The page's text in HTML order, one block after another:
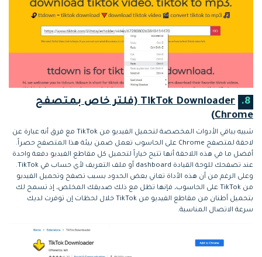
8.
TikTok Downloader (فلتر خاص بمتصفح
Chrome)
شبيه بباقي الأدوات المخصصة لتحميل الفيديو من TikTok مع فرق أنه عبارة عن
لاحقة لمتصفح Chrome على الحاسوب تعمل ضمن بيئة هذا المتصفح حصراً.
أفضل ما في هذه اللاحقة أنها تتيح خياراً لتحميل كل مقاطع الفيديو دفعة واحدة
عند تصفحك للوحة القيادة dashboard أو ملف التعريف لأي حساب في TikTok.
وعلى الرغم من أن هذه الأداة تعاني بعض الحدود بسبب تصفح وتحميل الفيديو
من TikTok على الحاسوب، فإنها تظل مع ذلك صديقك المخلص، إذ تسمح لك
بتحميل أطنان من مقاطع الفيديو من TikTok خلال لحظات إن توفرت لديك
سرعة الاتصال المناسبة.